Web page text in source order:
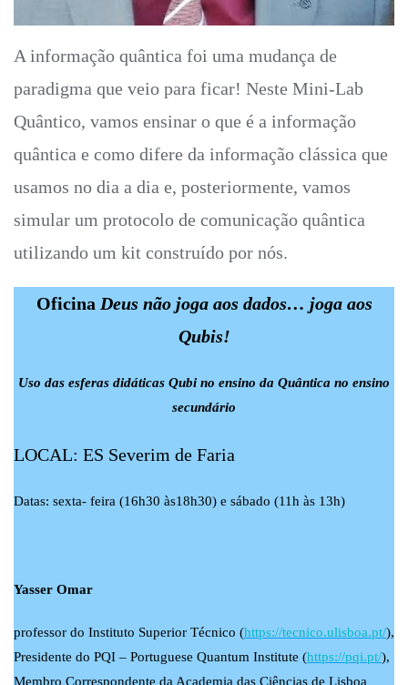
A informação quântica foi uma mudança de
paradigma que veio para ficar! Neste Mini-Lab
Quântico, vamos ensinar o que é a informação
quântica e como difere da informação clássica que
usamos no dia a dia e, posteriormente, vamos
simular um protocolo de comunicação quântica
utilizando um kit construído por nós.
Oficina Deus não joga aos dados… joga aos
Qubis!
Uso das esferas didáticas Qubi no ensino da Quântica no ensino
secundário
LOCAL: ES Severim de Faria
Datas: sexta- feira (16h30 às18h30) e sábado (11h às 13h)
Yasser Omar
professor do Instituto Superior Técnico (https://tecnico.ulisboa.pt/),
Presidente do PQI – Portuguese Quantum Institute (https://pqi.pt/),
Membro Correspondente da Academia das Ciências de Lisboa